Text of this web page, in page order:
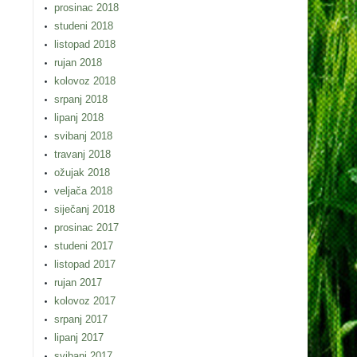
prosinac 2018
studeni 2018
listopad 2018
rujan 2018
kolovoz 2018
srpanj 2018
lipanj 2018
svibanj 2018
travanj 2018
ožujak 2018
veljača 2018
siječanj 2018
prosinac 2017
studeni 2017
listopad 2017
rujan 2017
kolovoz 2017
srpanj 2017
lipanj 2017